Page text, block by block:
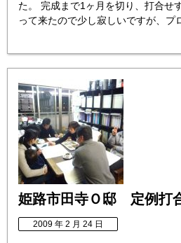
た。 完成まで1ヶ月を切り、打合せ
って来たので少し寂しいですが、
姫路市田寺Ｏ邸 定例打
2009 年 2 月 24 日